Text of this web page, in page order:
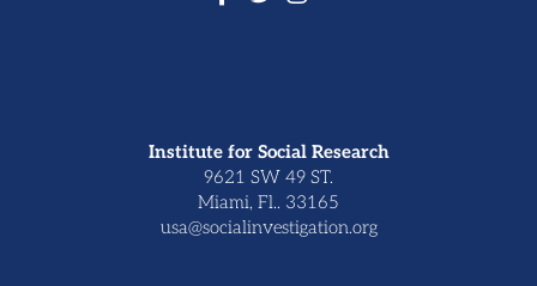
Institute for Social Research
9621 SW 49 ST.
Miami, Fl.. 33165
usa@socialinvestigation.org